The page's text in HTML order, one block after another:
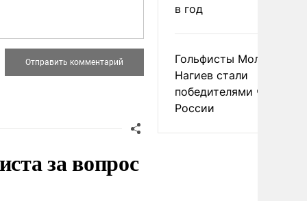
за вопрос
в год
Гольфисты
Нагиев стали
победителями
России